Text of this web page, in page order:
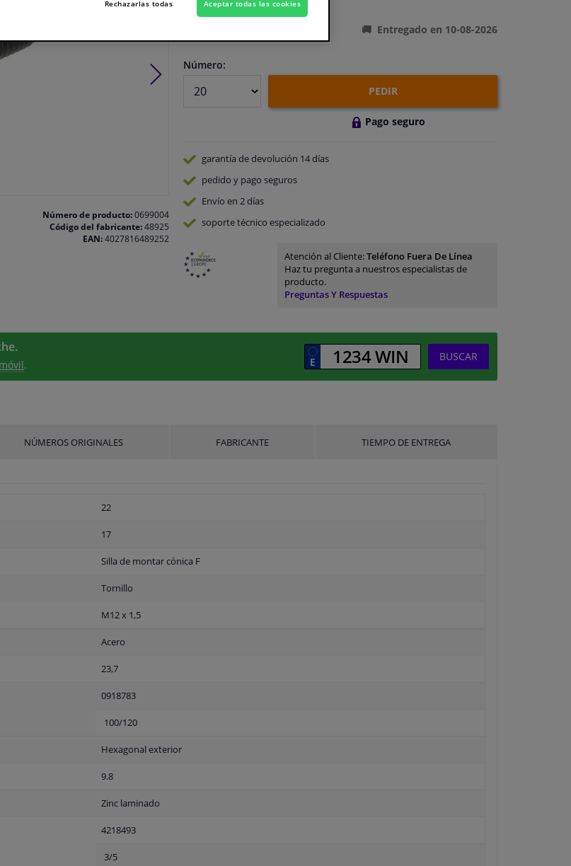
Número de producto:0699004
Código del fabricante:48925
EAN:4027816489252
En stock
Entregado en 10-08-2026
Número:
PEDIR
Pago seguro
garantía de devolución 14 días
pedido y pago seguros
Envío en 2 días
soporte técnico especializado
Atención al Cliente:Teléfono Fuera De Línea
Haz tu pregunta a nuestros especialistas de
producto.
Preguntas Y Respuestas
.
BUSCAR
NÚMEROS ORIGINALES FABRICANTE TIEMPO DE ENTREGA
22
17
Silla de montar cónica F
Tornillo
M12 x 1,5
Acero
23,7
0918783
100/120
Hexagonal exterior
9.8
Zinc laminado
4218493
3/5
Rechazarlas todas Aceptar todas las cookies